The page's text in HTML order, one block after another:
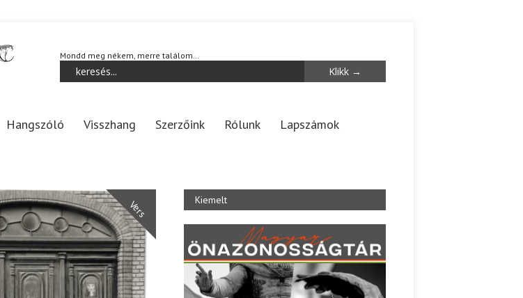
Mondd meg nékem, merre találom…
Hangszóló Visszhang Szerzőink Rólunk
Lapszámok
Vers Kiemelt